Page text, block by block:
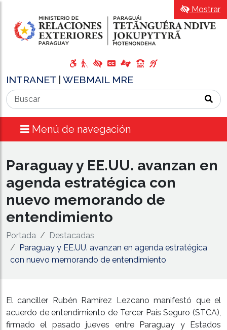
INTRANET WEBMAIL MRE
Menú de navegación
Mostrar
Paraguay y EE.UU. avanzan en
agenda estratégica con
nuevo memorando de
entendimiento
Portada
Destacadas
Paraguay y EE.UU. avanzan en agenda estratégica
con nuevo memorando de entendimiento
El canciller Rubén Ramírez Lezcano manifestó que el
acuerdo de entendimiento de Tercer País Seguro (STCA),
firmado el pasado jueves entre Paraguay y Estados